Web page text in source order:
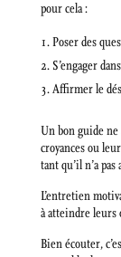
pour cela :
Poser des
S’engager
Affirmer le
Un bon guide ne
croyances ou
tant qu’il n’a
L’entretien
à atteindre leurs
Bien écouter,